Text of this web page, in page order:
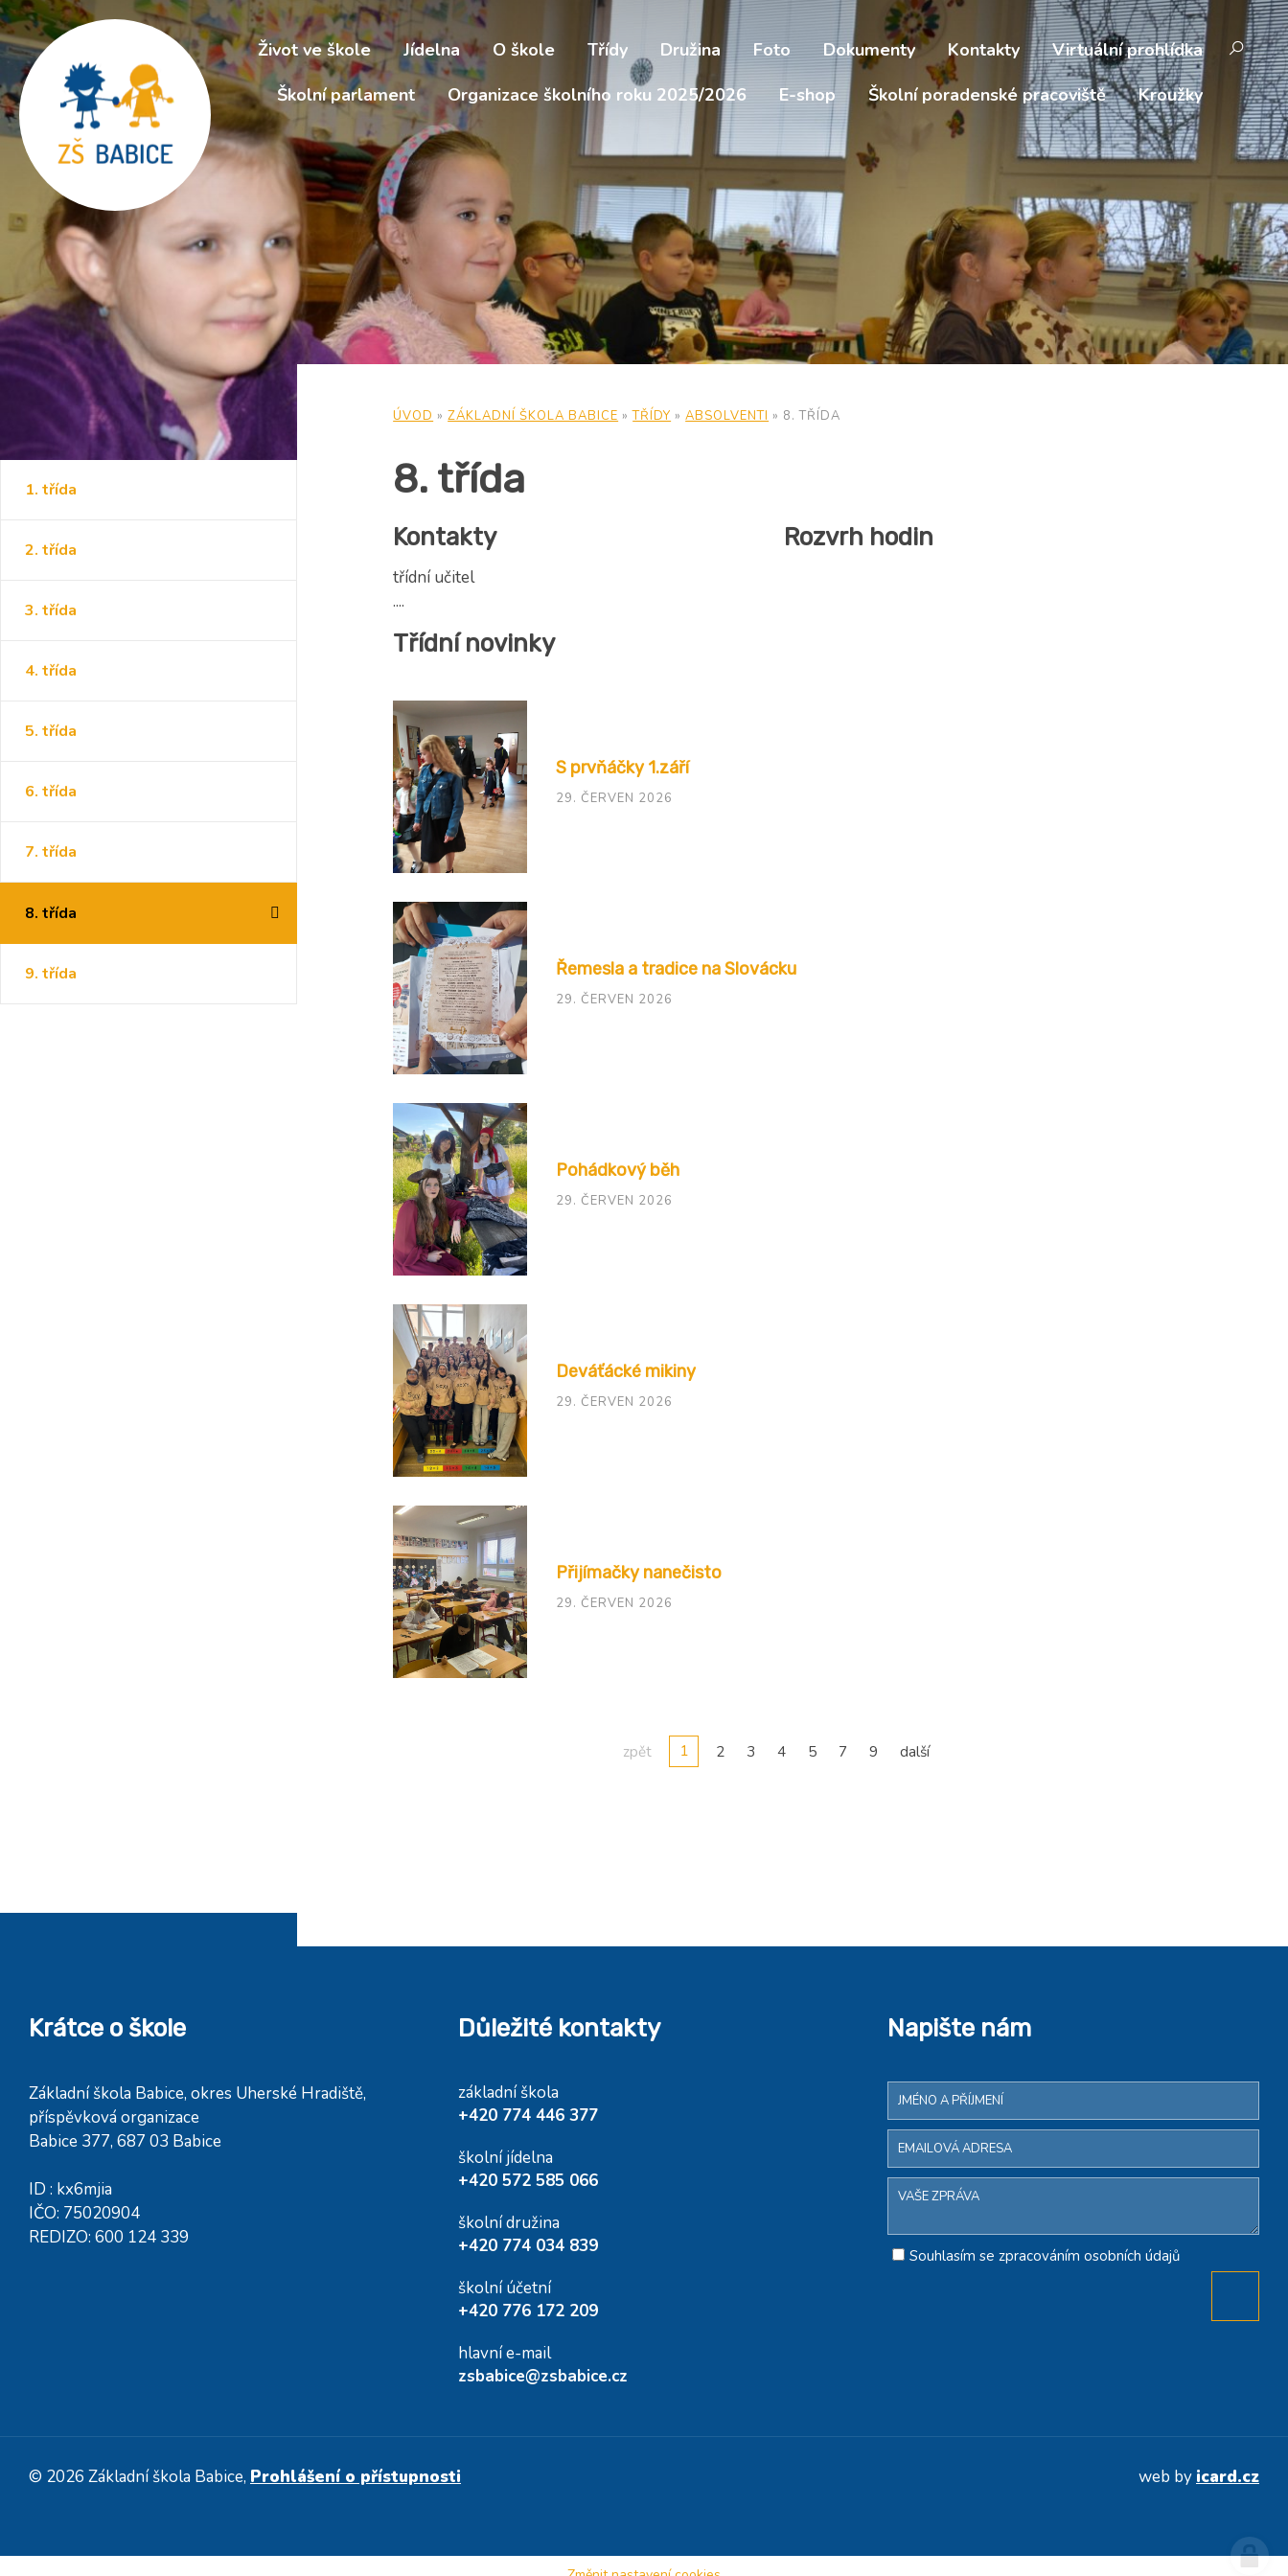
Život ve škole Jídelna O škole Třídy Družina Foto Dokumenty Kontakty
Virtuální prohlídka
Školní parlament
Organizace školního roku 2025/2026 E-shop Školní poradenské pracoviště Kroužky
1. třída
2. třída
3. třída
4. třída
5. třída
6. třída
7. třída
8. třída
9. třída
ÚVOD » ZÁKLADNÍ ŠKOLA BABICE » TŘÍDY » ABSOLVENTI » 8. TŘÍDA
8. třída
Kontakty
třídní učitel
....
Rozvrh hodin
Třídní novinky
S prvňáčky 1.září
29. ČERVEN 2026
Řemesla a tradice na Slovácku
29. ČERVEN 2026
Pohádkový běh
29. ČERVEN 2026
Deváťácké mikiny
29. ČERVEN 2026
Přijímačky nanečisto
29. ČERVEN 2026
zpět 1 2 3 4 5 7 9 další
Krátce o škole
Základní škola Babice, okres Uherské Hradiště,
příspěvková organizace
Babice 377, 687 03 Babice
ID : kx6mjia
IČO: 75020904
REDIZO: 600 124 339
Důležité kontakty
základní škola
+420 774 446 377
školní jídelna
+420 572 585 066
školní družina
+420 774 034 839
školní účetní
+420 776 172 209
hlavní e-mail
zsbabice@zsbabice.cz
Napište nám
Souhlasím se zpracováním osobních údajů
© 2026 Základní škola Babice, Prohlášení o přístupnosti web by icard.cz